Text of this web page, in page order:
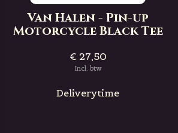
Van Halen - Pin-up
Motorcycle Black Tee
€ 27,50
Incl. btw
Deliverytime